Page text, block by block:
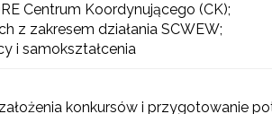
Centrum Koordynującego (CK);
z zakresem działania SCWEW;
i samokształcenia
konkursów i przygotowanie